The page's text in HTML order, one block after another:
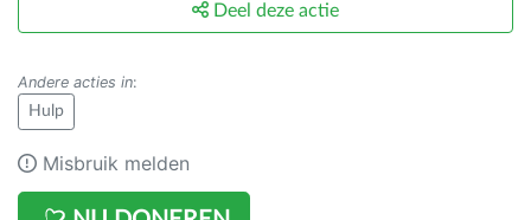
Deel deze actie
Andere acties in:
Hulp
Misbruik melden